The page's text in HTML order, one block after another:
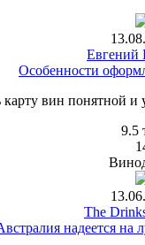
Евгений
Особенности
карту вин понятной и
9.5
The
надеется на